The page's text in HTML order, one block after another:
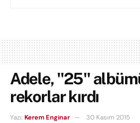
Adele, "25"
rekorlar kırdı
Yazı: Kerem Enginar
30 Kasım 2015